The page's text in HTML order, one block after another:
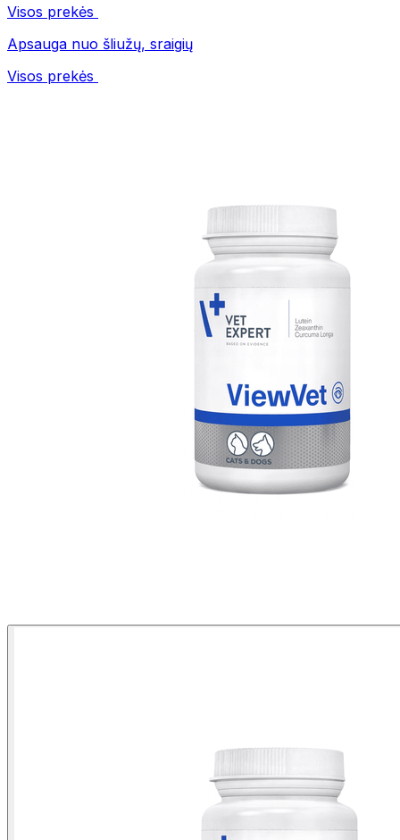
Visos prekės
Apsauga nuo šliužų, sraigių
Visos prekės